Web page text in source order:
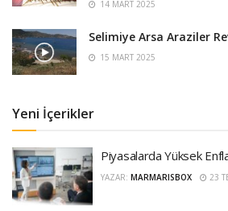
14 MART 2025
Selimiye Arsa Araziler
15 MART 2025
Yeni İçerikler
Piyasalarda Yüksek
YAZAR: MARMARISBOX 23